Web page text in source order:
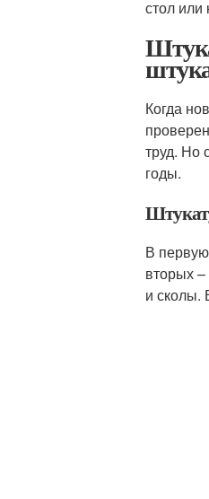
стол или
Когда
труд. Но
годы.
В
вторых
и сколы.